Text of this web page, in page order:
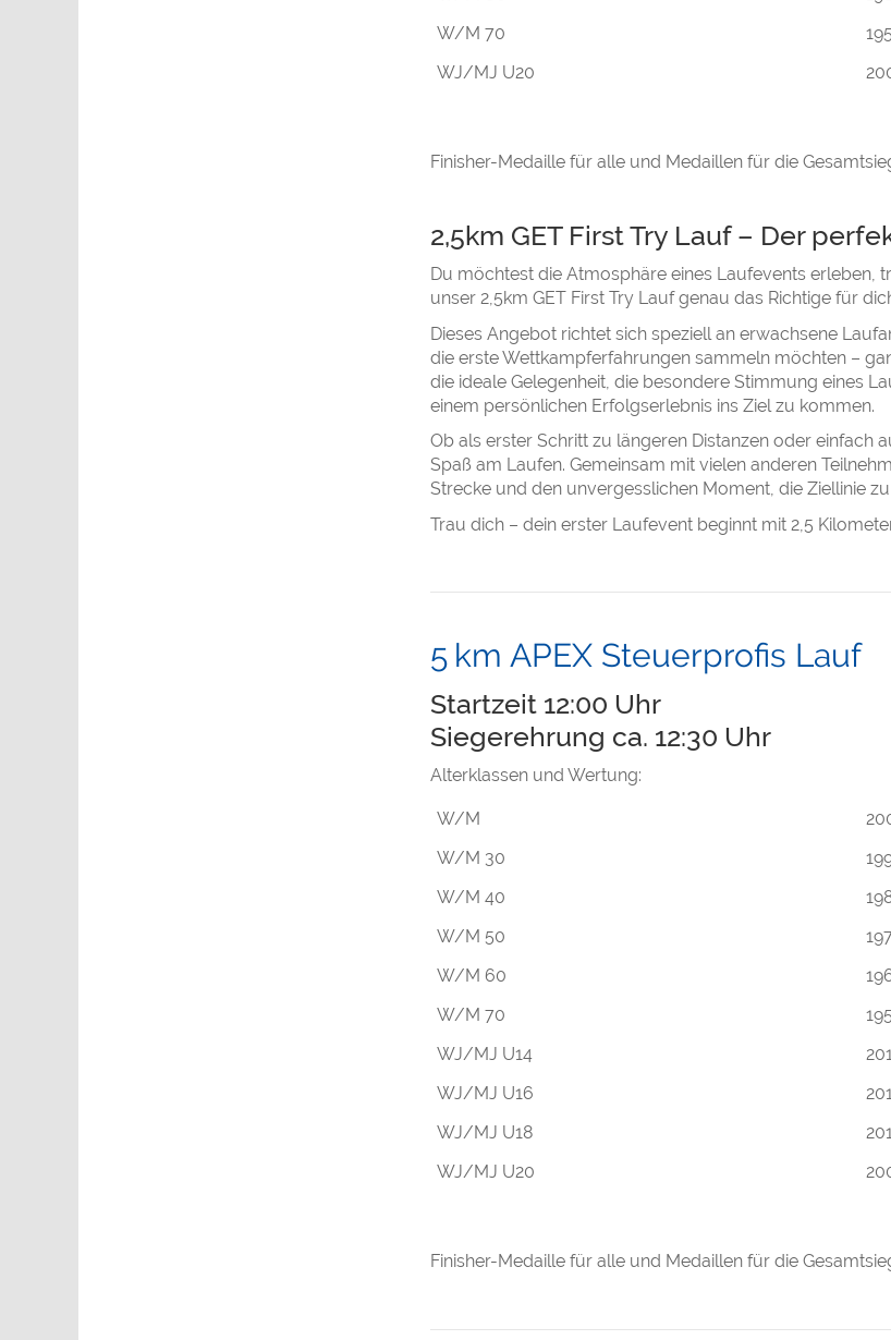
W/M 70
WJ/MJ U20
Finisher-Medaille für alle und Medaillen für die
2,5km GET First Try Lauf – Der
Du möchtest die Atmosphäre eines Laufevents erleben,
unser 2,5km GET First Try Lauf genau das Richtige für
Dieses Angebot richtet sich speziell an erwachsene
die erste Wettkampferfahrungen sammeln möchten –
die ideale Gelegenheit, die besondere Stimmung eines
einem persönlichen Erfolgserlebnis ins Ziel zu kommen.
Ob als erster Schritt zu längeren Distanzen oder einfach
Spaß am Laufen. Gemeinsam mit vielen anderen
Strecke und den unvergesslichen Moment, die Ziellinie
Trau dich – dein erster Laufevent beginnt mit 2,5
5 km APEX Steuerprofis Lauf
Startzeit 12:00 Uhr
Siegerehrung ca. 12:30 Uhr
Alterklassen und Wertung:
W/M
W/M 30
W/M 40
W/M 50
W/M 60
W/M 70
WJ/MJ U14
WJ/MJ U16
WJ/MJ U18
WJ/MJ U20
Finisher-Medaille für alle und Medaillen für die